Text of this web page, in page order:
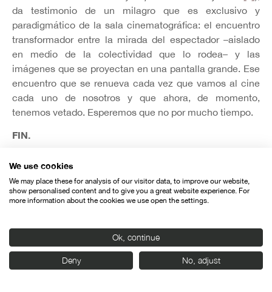
da testimonio de un milagro que es exclusivo y
paradigmático de la sala cinematográfica: el encuentro
transformador entre la mirada del espectador –aislado
en medio de la colectividad que lo rodea– y las
imágenes que se proyectan en una pantalla grande. Ese
encuentro que se renueva cada vez que vamos al cine
cada uno de nosotros y que ahora, de momento,
tenemos vetado. Esperemos que no por mucho tiempo.
FIN.
de la revista
Caimán, cuadernos de Cine
Rodríguez –sobre un guion de Carlos F. Heredero– para
Canal Plus en 1998.
We use cookies
We may place these for analysis of our visitor data, to improve our website,
show personalised content and to give you a great website experience. For
more information about the cookies we use open the settings.
Ok, continue
Deny No, adjust